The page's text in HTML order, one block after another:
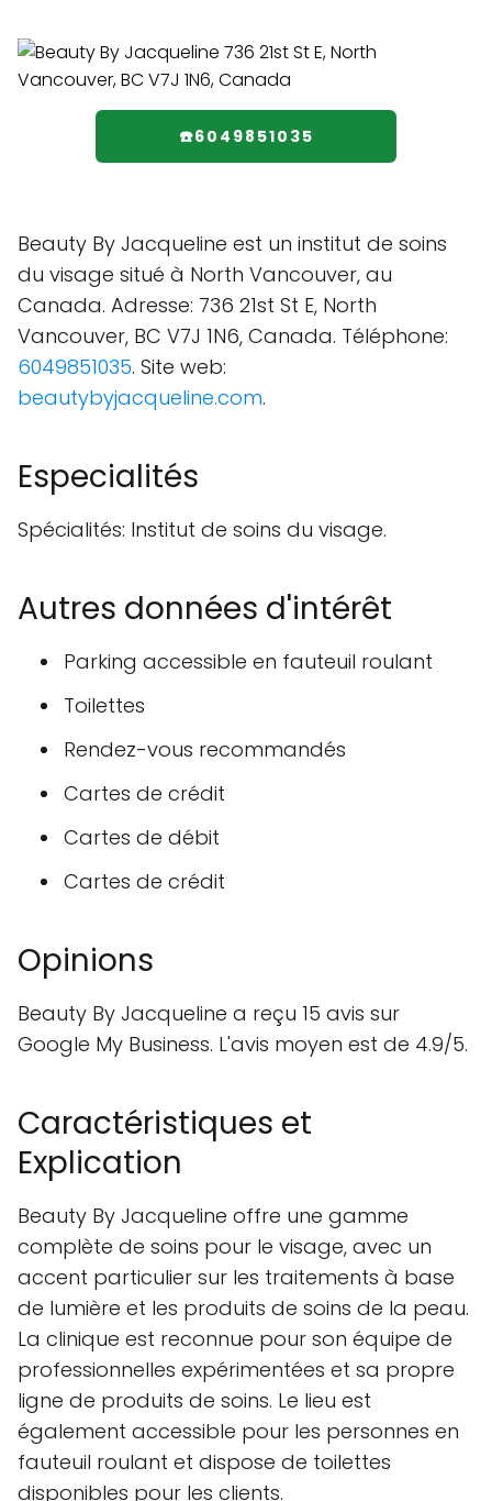
☎️6049851035
Beauty By Jacqueline est un institut de soins
du visage situé à North Vancouver, au
Canada. Adresse: 736 21st St E, North
Vancouver, BC V7J 1N6, Canada. Téléphone:
6049851035. Site web:
beautybyjacqueline.com.
Especialités
Spécialités: Institut de soins du visage.
Autres données d'intérêt
Parking accessible en fauteuil roulant
Toilettes
Rendez-vous recommandés
Cartes de crédit
Cartes de débit
Cartes de crédit
Opinions
Beauty By Jacqueline a reçu 15 avis sur
Google My Business. L'avis moyen est de 4.9/5.
Caractéristiques et
Explication
Beauty By Jacqueline offre une gamme
complète de soins pour le visage, avec un
accent particulier sur les traitements à base
de lumière et les produits de soins de la peau.
La clinique est reconnue pour son équipe de
professionnelles expérimentées et sa propre
ligne de produits de soins. Le lieu est
également accessible pour les personnes en
fauteuil roulant et dispose de toilettes
disponibles pour les clients.